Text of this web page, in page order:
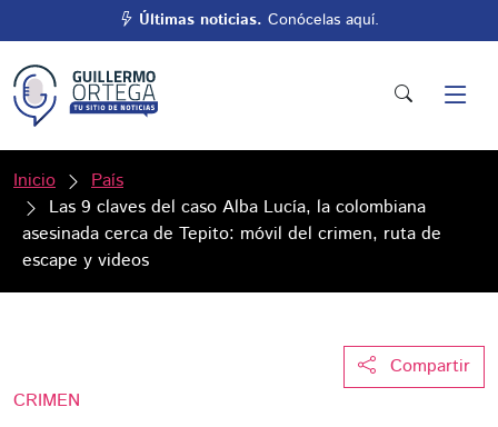
Últimas noticias. Conócelas aquí.
Inicio
País
Las 9 claves del caso Alba Lucía, la colombiana
asesinada cerca de Tepito: móvil del crimen, ruta de
escape y videos
Compartir
CRIMEN